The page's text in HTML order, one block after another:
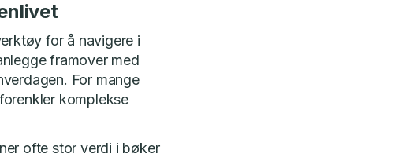
for å navigere i
framover med
For mange
komplekse
ofte stor verdi i bøker